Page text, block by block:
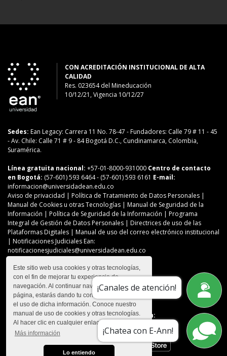
Este sitio web usa cookies y otras tecnologías,
con el fin de mejorar tu experiencia de
navegación. Al continuar navegando en esta
página, estarás dando tu consentimiento para
el uso de dicha información. Conoce nuestro
manual de uso de cookies y otras tecnologías.
Al hacer clic en cualquier enlace
Más información
Lo entiendo
¡Chatea con E-Ann!
¡Canales de atención!
CON ACREDITACIÓN INSTITUCIONAL DE ALTA
CALIDAD
Res. 023654del Mineducación
10/12/21, Vigencia 10/12/27
Sedes: Ean Legacy: Carrera 11 No. 78-47 -Fundadores: Calle 79 # 11 - 45
-Av. Chile: Calle 71 # 9 - 84Bogotá D.C., Cundinamarca, Colombia,
Suramérica.
Línea gratuita nacional: +57-01-8000-931000 Centro de contacto
en Bogotá: (57-601) 593 6464- (57-601) 593 6161 E-mail:
informacion@universidadean.edu.co
Aviso de privacidad | Política de Tratamiento de Datos Personales |
Manual de Cookies u otras Tecnologías | Manual de Seguridad de la
Información | Política de Seguridad de la Información | Programa
Integral de Gestión de Datos Personales | Directrices de uso de las
Plataformas Digitales | Manual de uso del correo electrónico institucional
| Notificaciones Judiciales Ean:
notificacionesjudiciales@universidadean.edu.co
Contáctanos
Menú Redes Sociales
Descarga nuestra app en: